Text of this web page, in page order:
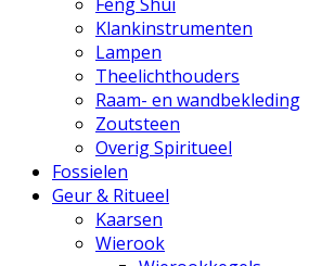
Klankinstrumenten
Lampen
Theelichthouders
Raam- en wandbekleding
Zoutsteen
Overig Spiritueel
Fossielen
Geur & Ritueel
Kaarsen
Wierook